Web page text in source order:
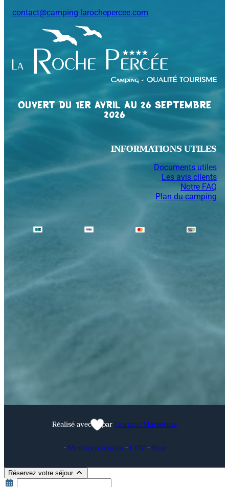
contact@camping-larochepercee.com
OUVERT DU 1ER AVRIL AU 26 SEPTEMBRE
2026
INFORMATIONS UTILES
Documents utiles
Les avis clients
Notre FAQ
Plan du camping
Réalisé avec parHorizon Marketing
-Mentions légales-CGV-Blog
Réservez votre séjour